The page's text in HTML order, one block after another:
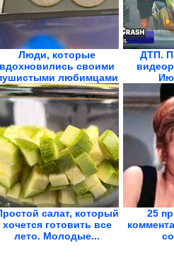
Люди, которые
вдохновились своими
любимцами
и...
ДТП.
салат, который
хочется готовить все
лето. Молодые...
25